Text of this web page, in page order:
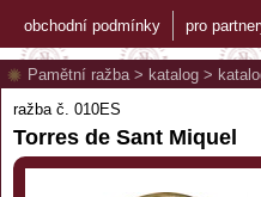
obchodní podmínky pro
Pamětní ražba> katalog >
ražba č. 010ES
Torres de Sant Miquel